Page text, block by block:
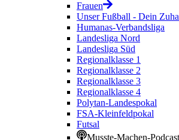
Frauen
Unser Fußball - Dein
Humanas-Verbandsliga
Landesliga Nord
Landesliga Süd
Regionalklasse 1
Regionalklasse 2
Regionalklasse 3
Regionalklasse 4
Polytan-Landespokal
FSA-Kleinfeldpokal
Futsal
Musste-Machen-Podcast